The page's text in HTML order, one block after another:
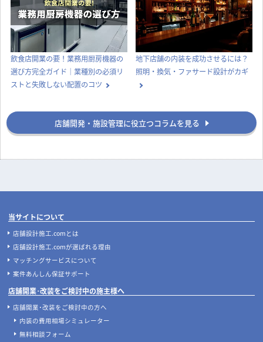
飲食店開業の要！業務用厨房機器の
選び方完全ガイド｜業種別の必須リ
ストと失敗しない配置のコツ
地下店舗の内装を成功させるには？
照明・換気・ファサード設計がカギ
店舗開発・施設管理に役立つコラムを見る
当サイトについて
店舗設計施工.comとは
店舗設計施工.comが選ばれる理由
マッチングサービスについて
案件あんしん保証サポート
店舗開業･改装をご検討中の施主様へ
店舗開業･改装をご検討中の方へ
内装の費用相場シミュレーター
無料相談フォーム